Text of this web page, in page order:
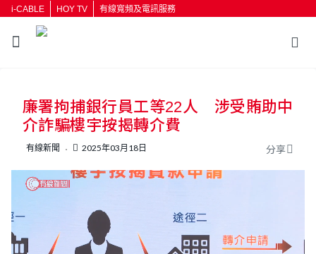
i-CABLE HOY TV 有線寬頻及電訊服務
按輸入鍵開始搜尋
廉署拘捕銀行員工等22人 涉受賄助中
介詐騙樓宇按揭轉介費
有線新聞 2025年03月18日 分享